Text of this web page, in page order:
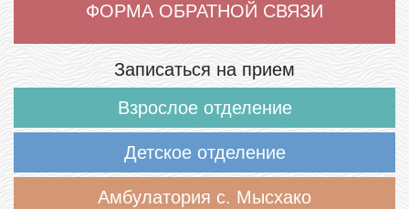
ФОРМА ОБРАТНОЙ СВЯЗИ
Записаться на прием
Взрослое отделение
Детское отделение
Амбулатория с. Мысхако